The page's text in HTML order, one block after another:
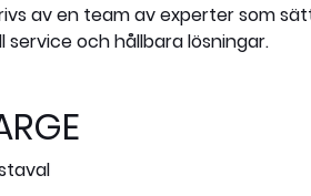
av en team av experter som
service och hållbara lösningar.